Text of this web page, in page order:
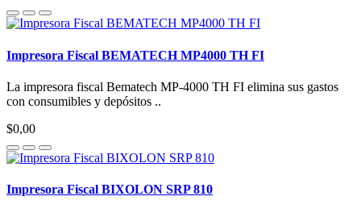
Impresora Fiscal BEMATECH MP4000 TH FI
La impresora fiscal Bematech MP-4000 TH FI elimina sus gastos
con consumibles y depósitos ..
$0,00
Impresora Fiscal BIXOLON SRP 810